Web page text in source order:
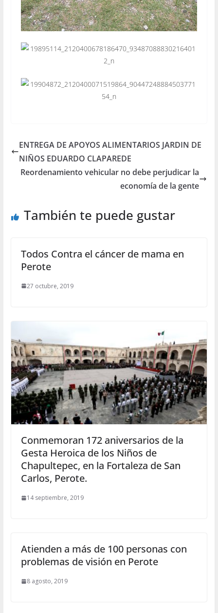
ENTREGA DE APOYOS ALIMENTARIOS JARDIN DE
NIÑOS EDUARDO CLAPAREDE
Reordenamiento vehicular no debe perjudicar la
economía de la gente
También te puede gustar
Todos Contra el cáncer de mama en
Perote
27 octubre, 2019
Conmemoran 172 aniversarios de la
Gesta Heroica de los Niños de
Chapultepec, en la Fortaleza de San
Carlos, Perote.
14 septiembre, 2019
Atienden a más de 100 personas con
problemas de visión en Perote
8 agosto, 2019